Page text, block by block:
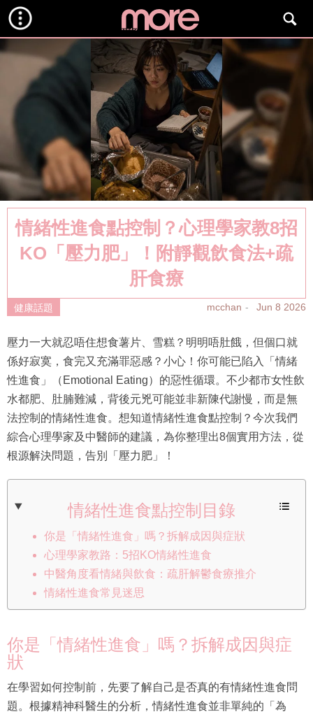
情緒性進食點控制？心理學家教8招
KO「壓力肥」！附靜觀飲食法+疏
肝食療
健康話題 mcchan Jun 8 2026
壓力一大就忍唔住想食薯片、雪糕？明明唔肚餓，但個口就
係好寂寞，食完又充滿罪惡感？小心！你可能已陷入「情緒
性進食」（Emotional Eating）的惡性循環。不少都市女性飲
水都肥、肚腩難減，背後元兇可能並非新陳代謝慢，而是無
法控制的情緒性進食。想知道情緒性進食點控制？今次我們
綜合心理學家及中醫師的建議，為你整理出8個實用方法，從
根源解決問題，告別「壓力肥」！
情緒性進食點控制目錄
你是「情緒性進食」嗎？拆解成因與症狀
心理學家教路：5招KO情緒性進食
中醫角度看情緒與飲食：疏肝解鬱食療推介
情緒性進食常見迷思
你是「情緒性進食」嗎？拆解成因與症
狀
在學習如何控制前，先要了解自己是否真的有情緒性進食問
題。根據精神科醫生的分析，情緒性進食並非單純的「為